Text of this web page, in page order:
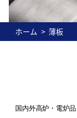
ホーム 薄板
国内外高炉・電炉